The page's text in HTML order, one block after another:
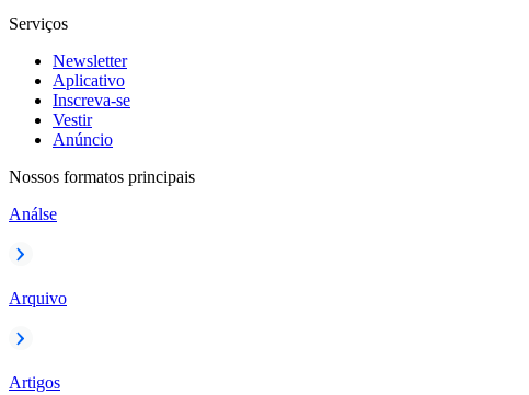
Serviços
Newsletter
Aplicativo
Inscreva-se
Vestir
Anúncio
Nossos formatos principais
Análse
Arquivo
Artigos